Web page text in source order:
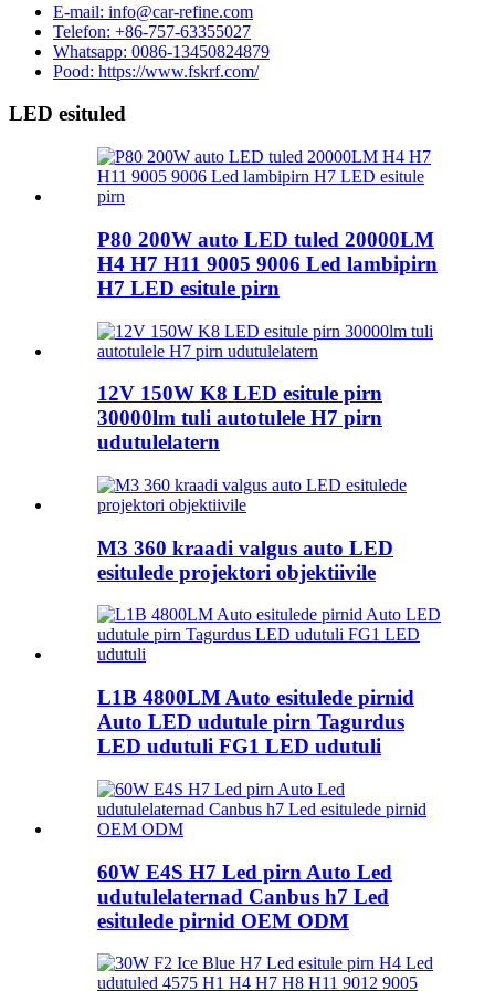
E-mail: info@car-refine.com
Telefon: +86-757-63355027
Whatsapp: 0086-13450824879
Pood: https://www.fskrf.com/
LED esituled
P80 200W auto LED tuled 20000LM
H4 H7 H11 9005 9006 Led lambipirn
H7 LED esitule pirn
12V 150W K8 LED esitule pirn
30000lm tuli autotulele H7 pirn
udutulelatern
M3 360 kraadi valgus auto LED
esitulede projektori objektiivile
L1B 4800LM Auto esitulede pirnid
Auto LED udutule pirn Tagurdus
LED udutuli FG1 LED udutuli
60W E4S H7 Led pirn Auto Led
udutulelaternad Canbus h7 Led
esitulede pirnid OEM ODM